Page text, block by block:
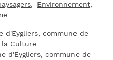
Environnement
d'Eygliers, commune de
Culture
d'Eygliers, commune de